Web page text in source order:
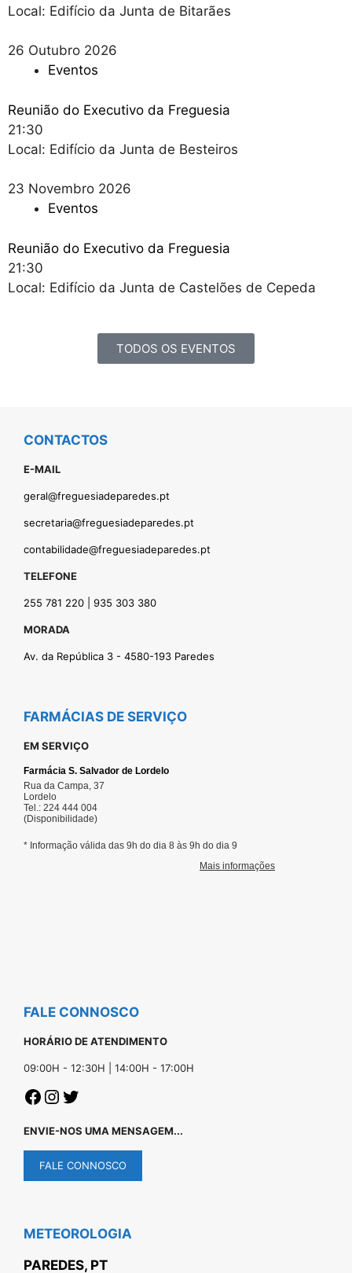
Local: Edifício da Junta de Bitarães
26 Outubro 2026
Eventos
Reunião do Executivo da Freguesia
21:30
Local: Edifício da Junta de Besteiros
23 Novembro 2026
Eventos
Reunião do Executivo da Freguesia
21:30
Local: Edifício da Junta de Castelões de Cepeda
TODOS OS EVENTOS
CONTACTOS
E-MAIL
geral@freguesiadeparedes.pt
secretaria@freguesiadeparedes.pt
contabilidade@freguesiadeparedes.pt
TELEFONE
255 781 220 | 935 303 380
MORADA
Av. da República 3 - 4580-193 Paredes
FARMÁCIAS DE SERVIÇO
EM SERVIÇO
FALE CONNOSCO
HORÁRIO DE ATENDIMENTO
09:00H - 12:30H | 14:00H - 17:00H
ENVIE-NOS UMA MENSAGEM...
FALE CONNOSCO
METEOROLOGIA
PAREDES, PT